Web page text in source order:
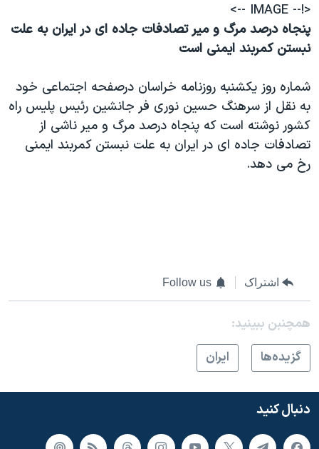
<!-- IMAGE -->
پنجاه درصد مرگ و مير تصادفات جاده ای در ايران به علت
نبستن کمربند ايمنی است
شماره روز يکشنبه روزنامه خراسان درصفحه اجتماعی خود
به نقل از سرهنگ حسين نوری فر جانشين رئيس پليس راه
کشور نوشته است که پنجاه درصد مرگ و مير ناشی از
تصادفات جاده ای در ايران به علت نبستن کمربند ايمنی
رخ می دهد.
اشتراک Follow us
همچنبن ببینید:
گزيده‌ها
ايران
دنبال کنید